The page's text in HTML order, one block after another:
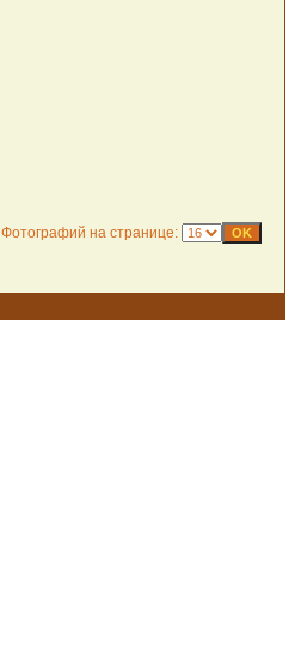
Фотографий на странице: